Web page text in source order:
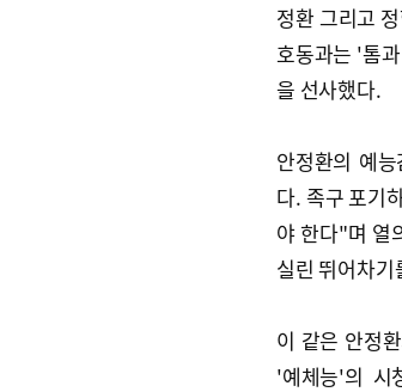
정환 그리고
호동과는 '톰
을 선사했다.
안정환의 예
다. 족구 포기
야 한다"며 열
실린 뛰어차
이 같은 안정
'예체능'의 시